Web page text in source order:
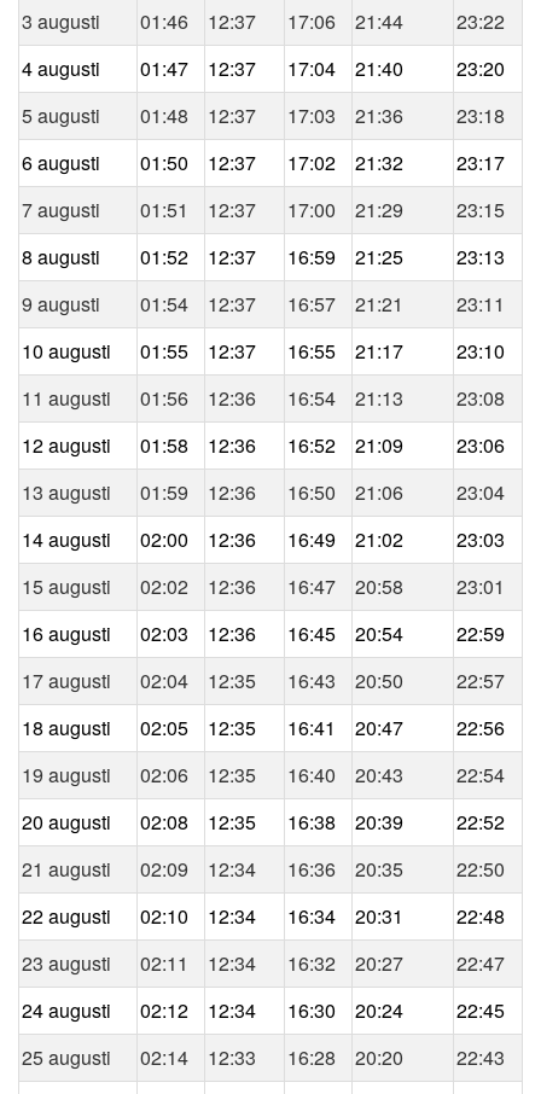
3 augusti
01:46 12:37 17:06 21:44
23:22
4 augusti
01:47 12:37 17:04 21:40
23:20
5 augusti
01:48 12:37 17:03 21:36
23:18
6 augusti
01:50 12:37 17:02 21:32
23:17
7 augusti
01:51 12:37 17:00 21:29
23:15
8 augusti
01:52 12:37 16:59 21:25
23:13
9 augusti
01:54 12:37 16:57 21:21
23:11
10 augusti
01:55 12:37 16:55 21:17
23:10
11 augusti
01:56 12:36 16:54 21:13
23:08
12 augusti
01:58 12:36 16:52 21:09
23:06
13 augusti
01:59 12:36 16:50 21:06
23:04
14 augusti
02:00 12:36 16:49 21:02
23:03
15 augusti
02:02 12:36 16:47 20:58
23:01
16 augusti
02:03 12:36 16:45 20:54
22:59
17 augusti
02:04 12:35 16:43 20:50
22:57
18 augusti
02:05 12:35 16:41 20:47
22:56
19 augusti
02:06 12:35 16:40 20:43
22:54
20 augusti
02:08 12:35 16:38 20:39
22:52
21 augusti
02:09 12:34 16:36 20:35
22:50
22 augusti
02:10 12:34 16:34 20:31
22:48
23 augusti
02:11 12:34 16:32 20:27
22:47
24 augusti
02:12 12:34 16:30 20:24
22:45
25 augusti
02:14 12:33 16:28 20:20
22:43